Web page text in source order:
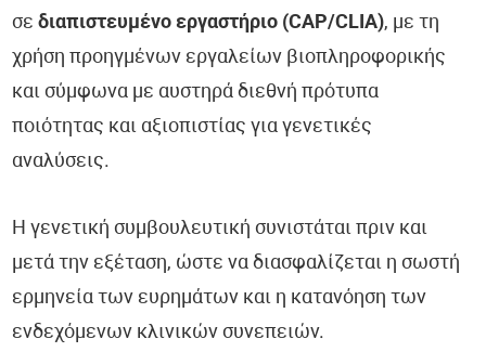
σεδιαπιστευμένο εργαστήριο (CAP/CLIA), με τη
χρήση προηγμένων εργαλείων βιοπληροφορικής
και σύμφωνα με αυστηρά διεθνή πρότυπα
ποιότητας και αξιοπιστίας για γενετικές
αναλύσεις.
Η γενετική συμβουλευτική συνιστάται πριν και
μετά την εξέταση, ώστε να διασφαλίζεται η σωστή
ερμηνεία των ευρημάτων και η κατανόηση των
ενδεχόμενων κλινικών συνεπειών.